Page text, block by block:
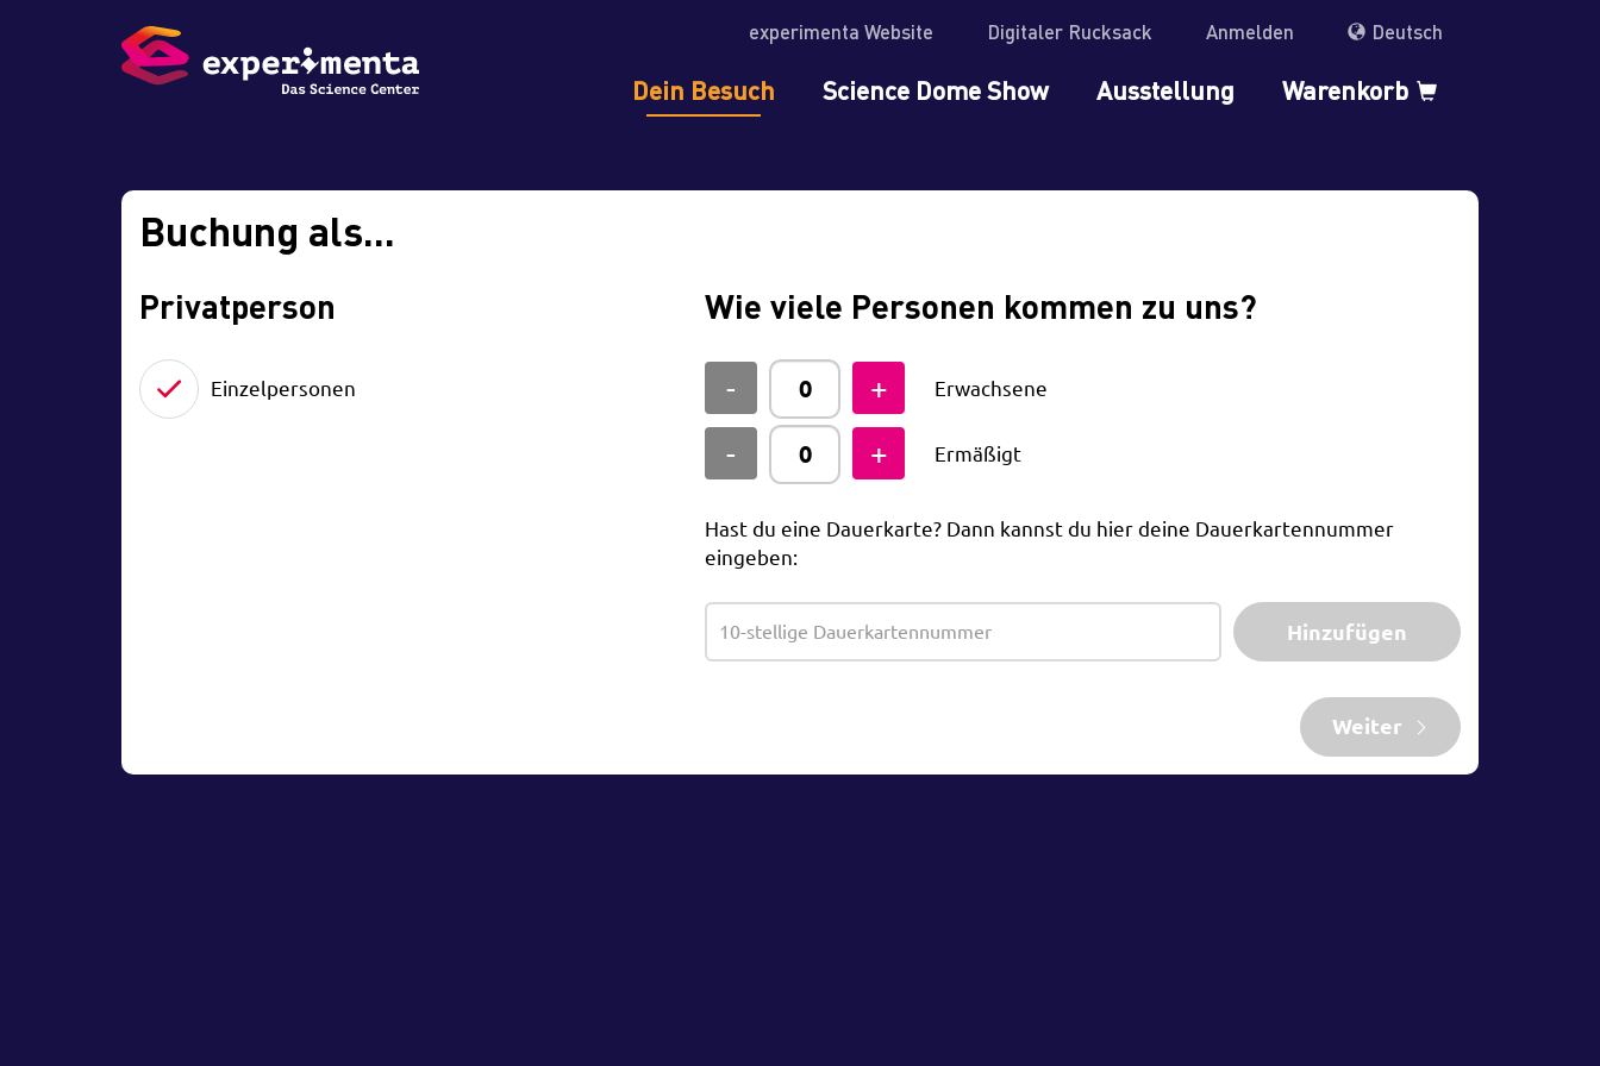
experimenta Website Digitaler Rucksack Anmelden Deutsch
Dein Besuch Science Dome Show Ausstellung Warenkorb
Buchung als...
Privatperson
Einzelpersonen
Wie viele Personen kommen zu uns?
Erwachsene
Ermäßigt
Hast du eine Dauerkarte? Dann kannst du hier deine Dauerkartennummer
eingeben:
Hinzufügen
Weiter